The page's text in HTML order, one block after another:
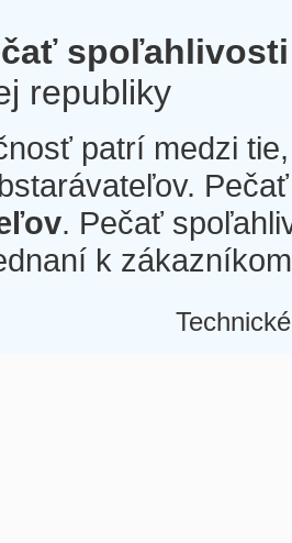
spoľahlivosti
republiky
patrí medzi
. Pečať
k